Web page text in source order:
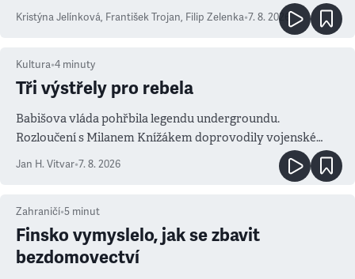
Kristýna Jelínková, František Trojan, Filip Zelenka•7. 8. 2026
Kultura•4 minuty
Tři výstřely pro rebela
Babišova vláda pohřbila legendu undergroundu.
Rozloučení s Milanem Knížákem doprovodily vojenské
salvy i kritika pokrokářů
Jan H. Vitvar•7. 8. 2026
Zahraničí•5 minut
Finsko vymyslelo, jak se zbavit
bezdomovectví